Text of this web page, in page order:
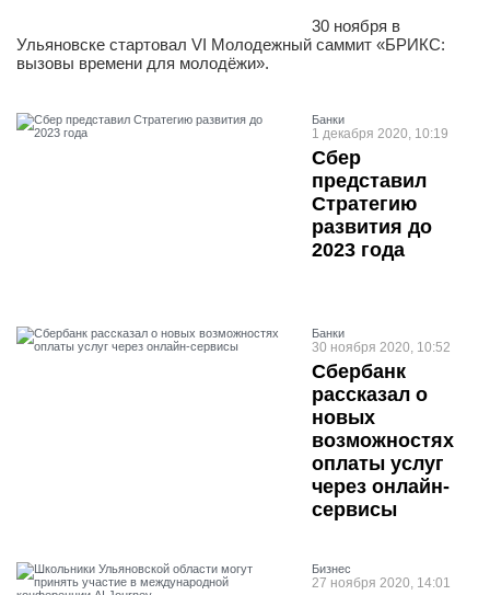
30 ноября в
Ульяновске стартовал VI Молодежный саммит «БРИКС:
вызовы времени для молодёжи».
Банки
1 декабря 2020, 10:19
Сбер
представил
Стратегию
развития до
2023 года
Банки
30 ноября 2020, 10:52
Сбербанк
рассказал о
новых
возможностях
оплаты услуг
через онлайн-
сервисы
Бизнес
27 ноября 2020, 14:01